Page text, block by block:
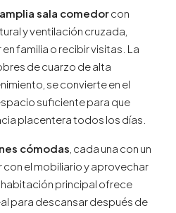
amplia sala comedorcon
y ventilación cruzada,
familia o recibir visitas. La
de cuarzo de alta
se convierte en el
suficiente para que
placentera todos los días.
cómodas , cada una con un
el mobiliario y aprovechar
habitación principal ofrece
para descansar después de